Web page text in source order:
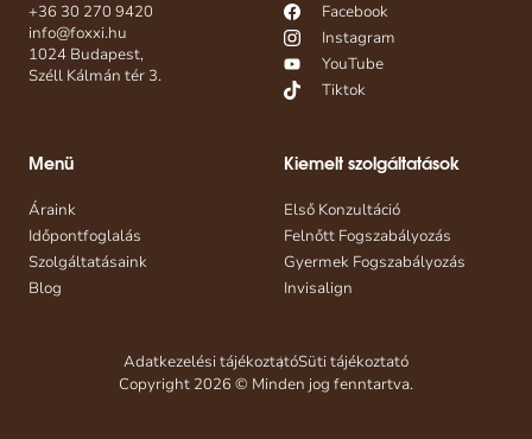
+36 30 270 9420
info@foxxi.hu
1024 Budapest,
Széll Kálmán tér 3.
Facebook
Instagram
YouTube
Tiktok
Menü
Áraink
Időpontfoglalás
Szolgáltatásaink
Blog
Kiemelt szolgáltatások
Első Konzultáció
Felnőtt Fogszabályozás
Gyermek Fogszabályozás
Invisalign
Adatkezelési tájékoztatóSüti tájékoztató
Copyright 2026 © Minden jog fenntartva.